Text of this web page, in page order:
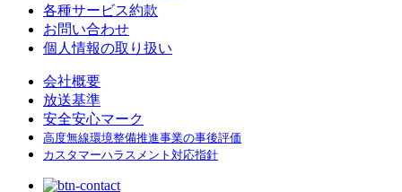
各種サービス約款
お問い合わせ
個人情報の取り扱い
会社概要
放送基準
安全安心マーク
高度無線環境整備推進事業の事後評価
カスタマーハラスメント対応指針